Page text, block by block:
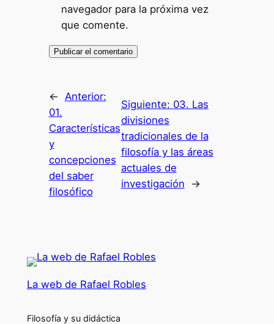
navegador para la próxima vez
que comente.
←
Anterior:
01.
Características
y
concepciones
del saber
filosófico
Siguiente: 03. Las
divisiones
tradicionales de la
filosofía y las áreas
actuales de
investigación
→
La web de Rafael Robles
Filosofía y su didáctica